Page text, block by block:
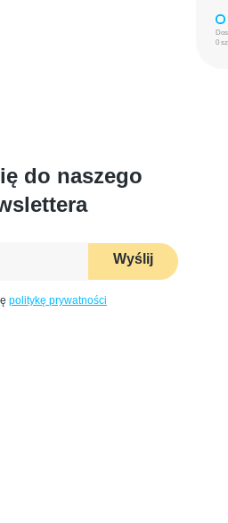
0
do naszego
Wyślij
politykę prywatności